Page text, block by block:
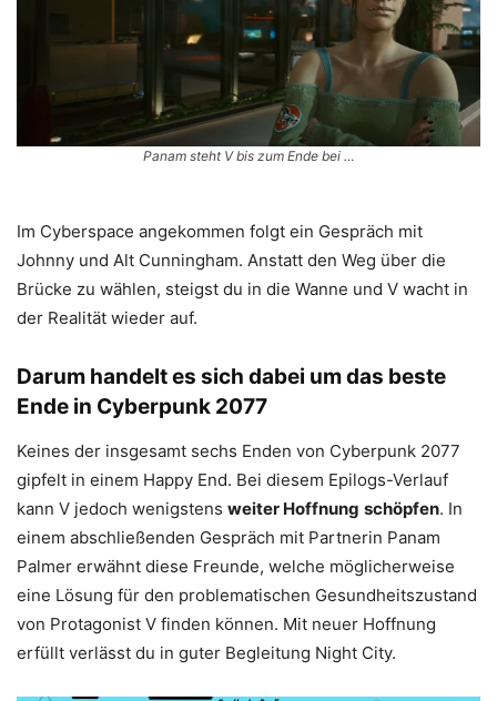
Panam steht V bis zum Ende bei …
Im Cyberspace angekommen folgt ein Gespräch mit
Johnny und Alt Cunningham. Anstatt den Weg über die
Brücke zu wählen, steigst du in die Wanne und V wacht in
der Realität wieder auf.
Darum handelt es sich dabei um das beste
Ende in Cyberpunk 2077
Keines der insgesamt sechs Enden von Cyberpunk 2077
gipfelt in einem Happy End. Bei diesem Epilogs-Verlauf
kann V jedoch wenigstens weiter Hoffnung schöpfen. In
einem abschließenden Gespräch mit Partnerin Panam
Palmer erwähnt diese Freunde, welche möglicherweise
eine Lösung für den problematischen Gesundheitszustand
von Protagonist V finden können. Mit neuer Hoffnung
erfüllt verlässt du in guter Begleitung Night City.